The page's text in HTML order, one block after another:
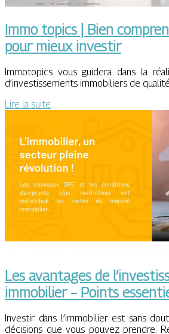
Immo topics | Bien
pour mieux investir
Immotopics vous guidera dans la
d’investissements immobiliers de qualité.
Lire la suite
Les avantages de
immobilier – Points
Investir dans l’immobilier est sans
décisions que vous pouvez prendre.